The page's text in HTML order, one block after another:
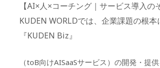
【AI×人×コーチング｜サービス導入の
KUDEN WORLDでは、企業課題の根
『KUDEN Biz』
（toB向けAISaaSサービス）の開発・提供